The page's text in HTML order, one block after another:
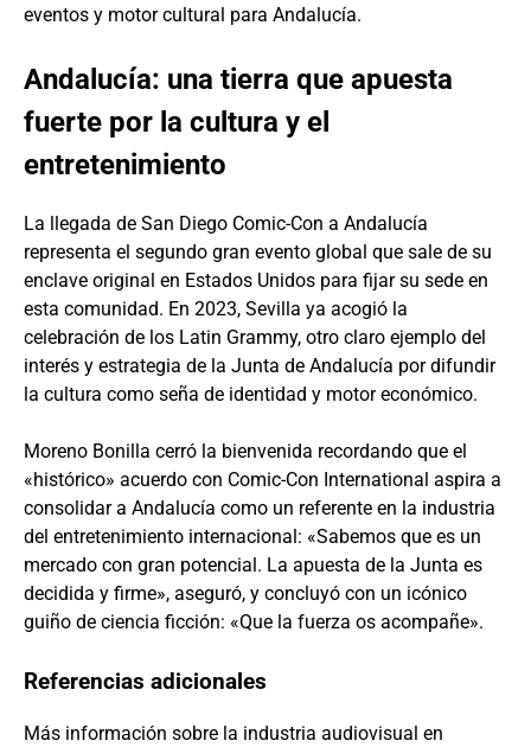
eventos y motor cultural para Andalucía.
Andalucía: una tierra que apuesta
fuerte por la cultura y el
entretenimiento
La llegada de San Diego Comic-Con a Andalucía
representa el segundo gran evento global que sale de su
enclave original en Estados Unidos para fijar su sede en
esta comunidad. En 2023, Sevilla ya acogió la
celebración de los Latin Grammy, otro claro ejemplo del
interés y estrategia de la Junta de Andalucía por difundir
la cultura como seña de identidad y motor económico.
Moreno Bonilla cerró la bienvenida recordando que el
«histórico» acuerdo con Comic-Con International aspira a
consolidar a Andalucía como un referente en la industria
del entretenimiento internacional: «Sabemos que es un
mercado con gran potencial. La apuesta de la Junta es
decidida y firme», aseguró, y concluyó con un icónico
guiño de ciencia ficción: «Que la fuerza os acompañe».
Referencias adicionales
Más información sobre la industria audiovisual en